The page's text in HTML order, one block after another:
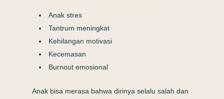
Anak stres
Tantrum meningkat
Kehilangan motivasi
Kecemasan
Burnout emosional
Anak bisa merasa bahwa dirinya selalu salah dan